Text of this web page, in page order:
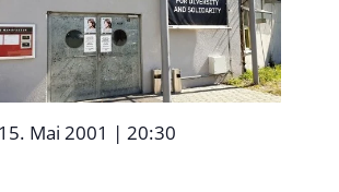
Mai 2001 | 20:30